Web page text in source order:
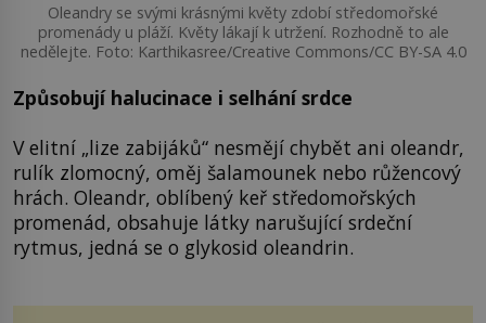
Oleandry se svými krásnými květy zdobí středomořské
promenády u pláží. Květy lákají k utržení. Rozhodně to ale
nedělejte. Foto: Karthikasree/Creative Commons/CC BY-SA 4.0
Způsobují halucinace i selhání srdce
V elitní „lize zabijáků“ nesmějí chybět ani oleandr,
rulík zlomocný, oměj šalamounek nebo růžencový
hrách. Oleandr, oblíbený keř středomořských
promenád, obsahuje látky narušující srdeční
rytmus, jedná se o glykosid oleandrin.